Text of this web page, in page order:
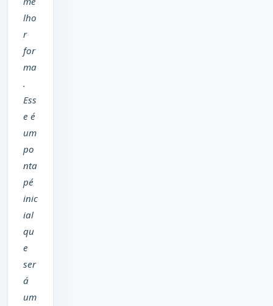
lho
r
for
ma
.
Ess
e é
um
po
nta
pé
inic
ial
qu
e
ser
á
um